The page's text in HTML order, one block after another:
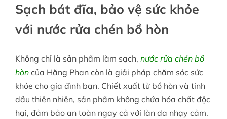
Sạch bát đĩa, bảo vệ sức khỏe
với nước rửa chén bồ hòn
Không chỉ là sản phẩm làm sạch, nước rửa chén bồ
hòncủa Hằng Phan còn là giải pháp chăm sóc sức
khỏe cho gia đình bạn. Chiết xuất từ bồ hòn và tinh
dầu thiên nhiên, sản phẩm không chứa hóa chất độc
hại, đảm bảo an toàn ngay cả với làn da nhạy cảm.